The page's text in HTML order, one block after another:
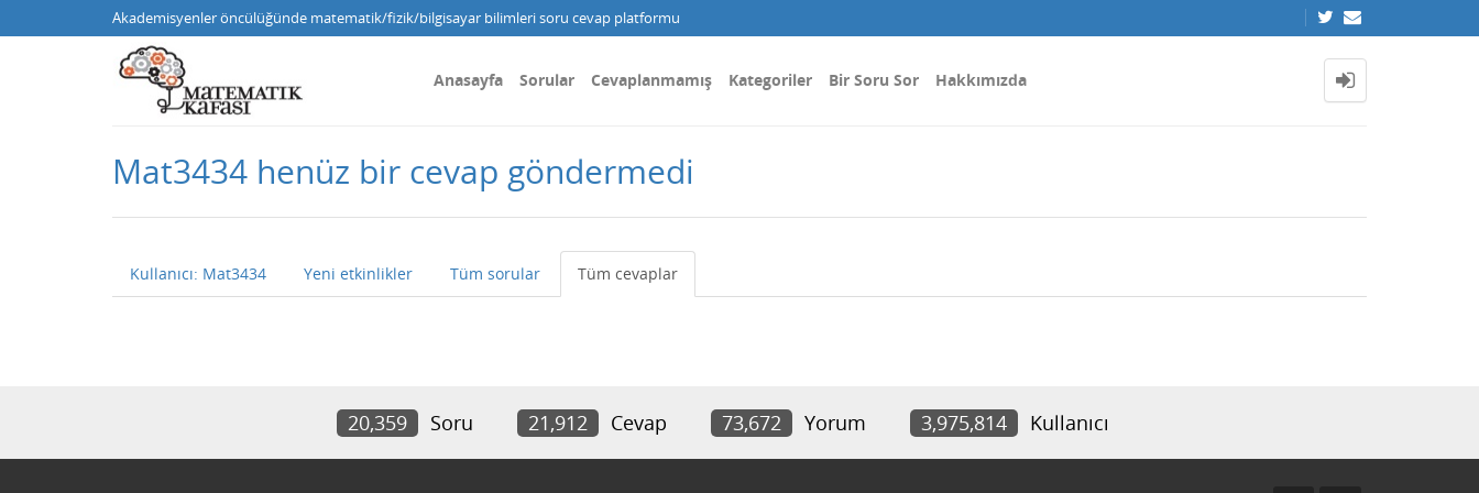
Akademisyenler öncülüğünde matematik/fizik/bilgisayar bilimleri soru cevap platformu
Anasayfa Sorular Cevaplanmamış Kategoriler Bir Soru Sor Hakkımızda
Mat3434 henüz bir cevap göndermedi
Kullanıcı: Mat3434 Yeni etkinlikler Tüm sorular Tüm cevaplar
20,359 Soru 21,912 Cevap 73,672 Yorum 3,975,814 Kullanıcı